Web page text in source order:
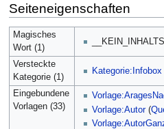
Seiteneigenschaften
Magisches
Wort (1)
Versteckte
Kategorie (1)
Eingebundene
Vorlagen (33)
Vorlage:Autor(